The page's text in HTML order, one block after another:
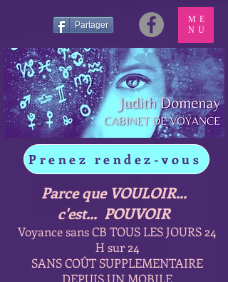
Partager
Prenez rendez-vous
Parce que VOULOIR...
c'est... POUVOIR
Voyance sans CB TOUS LES JOURS 24
H sur 24
SANS COÛT SUPPLEMENTAIRE
DEPUIS UN MOBILE
ME
NU